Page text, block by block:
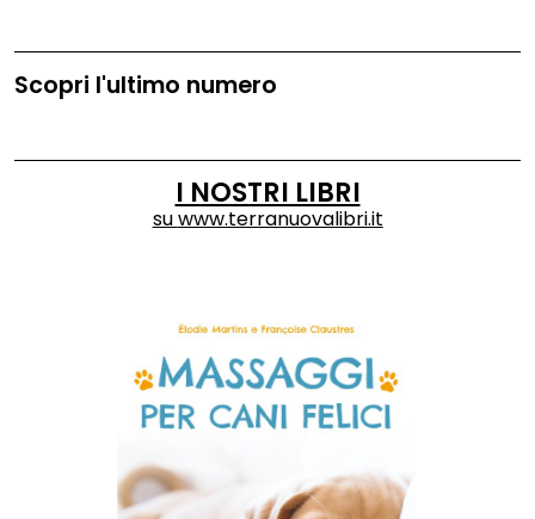
Scopri l'ultimo numero
I NOSTRI LIBRI
suwww.terranuovalibri.it